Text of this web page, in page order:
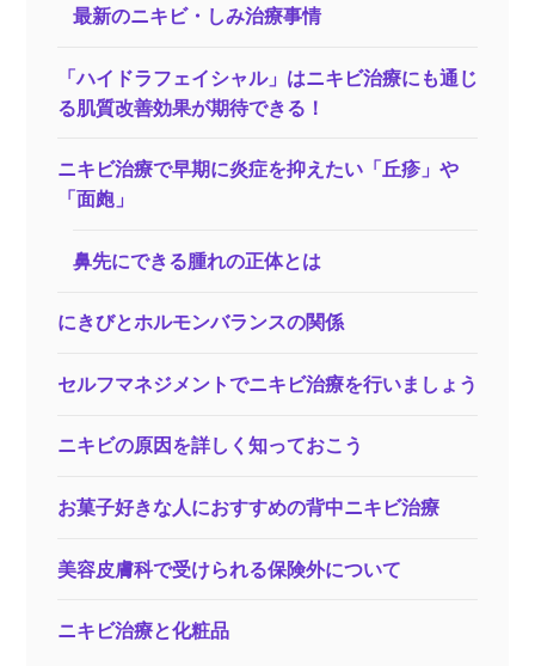
最新のニキビ・しみ治療事情
「ハイドラフェイシャル」はニキビ治療にも通じ
る肌質改善効果が期待できる！
ニキビ治療で早期に炎症を抑えたい「丘疹」や
「面皰」
鼻先にできる腫れの正体とは
にきびとホルモンバランスの関係
セルフマネジメントでニキビ治療を行いましょう
ニキビの原因を詳しく知っておこう
お菓子好きな人におすすめの背中ニキビ治療
美容皮膚科で受けられる保険外について
ニキビ治療と化粧品